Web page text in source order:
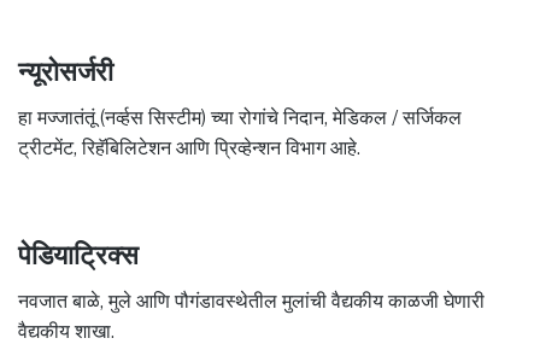
न्यूरोसर्जरी
हा मज्जातंतूं (नर्व्हस सिस्टीम) च्या रोगांचे निदान, मेडिकल / सर्जिकल
ट्रीटमेंट, रिहॅबिलिटेशन आणि प्रिव्हेन्शन विभाग आहे.
पेडियाट्रिक्स
नवजात बाळे, मुले आणि पौगंडावस्थेतील मुलांची वैद्यकीय काळजी घेणारी
वैद्यकीय शाखा.